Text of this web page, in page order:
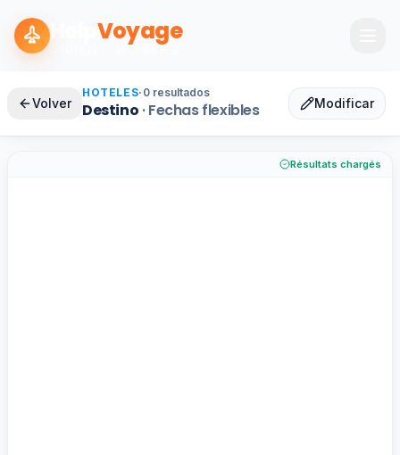
Voyage
Volver
HOTELES· 0 resultados
Destino ·Fechas flexibles Modificar
Résultats chargés